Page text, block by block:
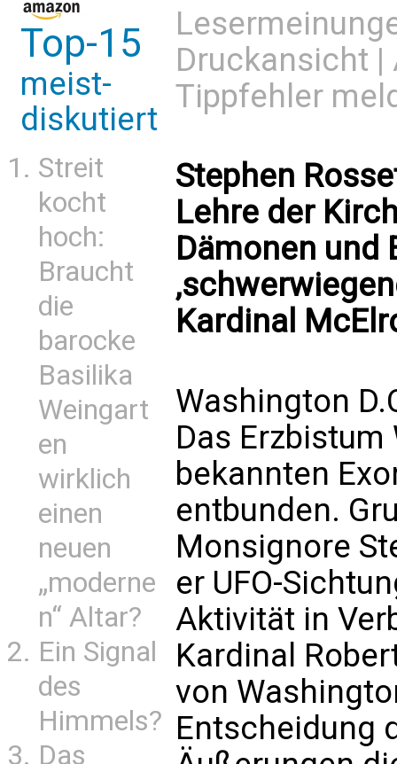
Top-15
meist-
diskutiert
Streit
kocht
hoch:
Braucht
die
barocke
Basilika
Weingart
en
wirklich
einen
neuen
„moderne
n“ Altar?
Ein Signal
des
Himmels?
Das
Druckansicht |
Tippfehler
Stephen
Lehre der
Dämonen und
Kardinal
Washington
Das
bekannten
entbunden.
Monsignore
er UFO-
Aktivität in
Kardinal
von
Entscheidung